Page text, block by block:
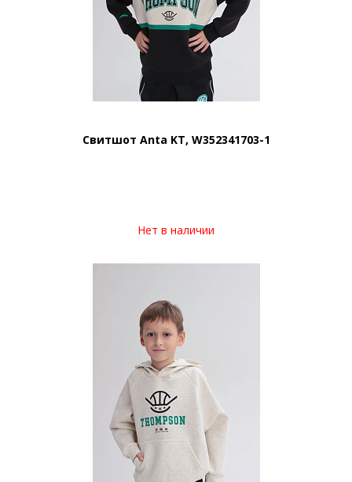
Свитшот Anta KT, W352341703-1
Нет в наличии